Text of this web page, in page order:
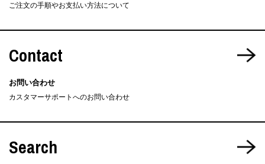
ご注文の手順やお支払い方法について
Contact
お問い合わせ
カスタマーサポートへのお問い合わせ
Search